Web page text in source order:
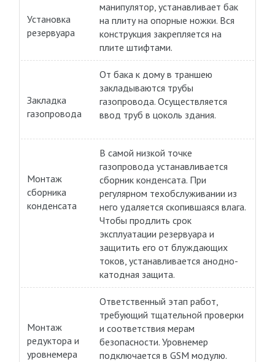
Установка
резервуара
манипулятор, устанавливает бак
на плиту на опорные ножки. Вся
конструкция закрепляется на
плите штифтами.
Закладка
газопровода
От бака к дому в траншею
закладываются трубы
газопровода. Осуществляется
ввод труб в цоколь здания.
Монтаж
сборника
конденсата
В самой низкой точке
газопровода устанавливается
сборник конденсата. При
регулярном техобслуживании из
него удаляется скопившаяся влага.
Чтобы продлить срок
эксплуатации резервуара и
защитить его от блуждающих
токов, устанавливается анодно-
катодная защита.
Монтаж
редуктора и
уровнемера
Ответственный этап работ,
требующий тщательной проверки
и соответствия мерам
безопасности. Уровнемер
подключается в GSM модулю.